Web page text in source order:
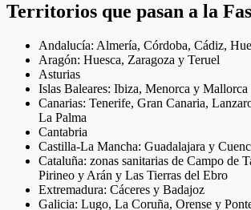
Territorios que pasan a la
Andalucía: Almería, Córdoba, Cádiz,
Aragón: Huesca, Zaragoza y Teruel
Asturias
Islas Baleares: Ibiza, Menorca y Mallorca
Canarias: Tenerife, Gran Canaria,
La Palma
Cantabria
Castilla-La Mancha: Guadalajara y
Cataluña: zonas sanitarias de Campo de
Pirineo y Arán y Las Tierras del Ebro
Extremadura: Cáceres y Badajoz
Galicia: Lugo, La Coruña, Orense y